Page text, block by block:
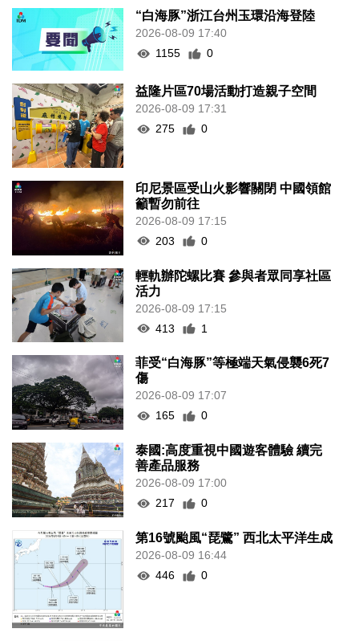
“白海豚”浙江台州玉環沿海登陸
2026-08-09 17:40
1155
0
益隆片區70場活動打造親子空間
2026-08-09 17:31
275
0
印尼景區受山火影響關閉 中國領館
籲暫勿前往
2026-08-09 17:15
203
0
輕軌辦陀螺比賽 參與者眾同享社區
活力
2026-08-09 17:15
413
1
菲受“白海豚”等極端天氣侵襲6死7
傷
2026-08-09 17:07
165
0
泰國:高度重視中國遊客體驗 續完
善產品服務
2026-08-09 17:00
217
0
第16號颱風“琵鷺” 西北太平洋生成
2026-08-09 16:44
446
0